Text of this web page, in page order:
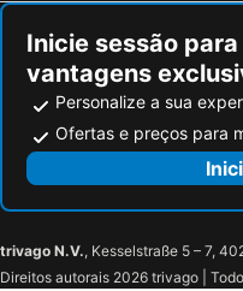
Inicie sessão
vantagens
Personalize a sua
Ofertas e preços para
trivago N.V., Kesselstraße 5 – 7,
Direitos autorais 2026 trivago |